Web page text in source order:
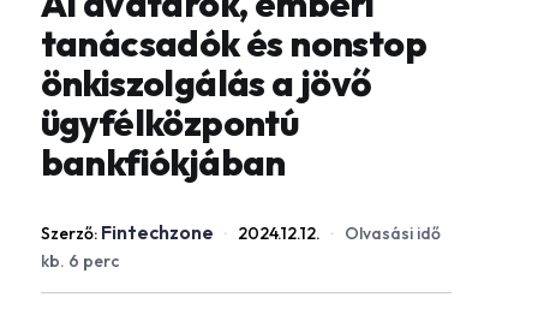
tanácsadók és nonstop
önkiszolgálás a jövő
ügyfélközpontú
bankfiókjában
Szerző: Fintechzone · 2024.12.12. · Olvasási idő
kb. 6 perc